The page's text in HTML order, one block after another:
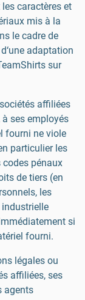
caractères et
mis à la
le cadre de
adaptation
sur
affiliées
ses employés
fourni ne viole
particulier les
pénaux
de tiers (en
les
si
fourni.
légales ou
affiliées, ses
agents